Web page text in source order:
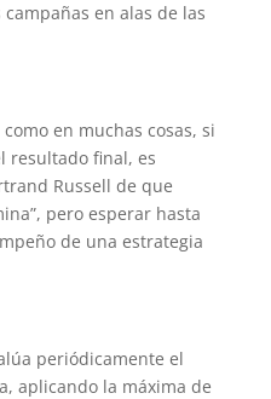
en alas de las
en muchas cosas, si
resultado final, es
Russell de que
pero esperar hasta
de una estrategia
periódicamente el
aplicando la máxima de